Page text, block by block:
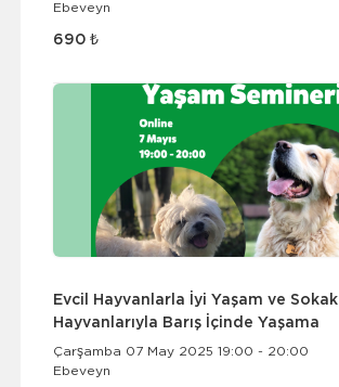
Ebeveyn
690 ₺
Evcil Hayvanlarla İyi Yaşam ve Sokak
Hayvanlarıyla Barış İçinde Yaşama
Çarşamba 07 May 2025 19:00 - 20:00
Ebeveyn